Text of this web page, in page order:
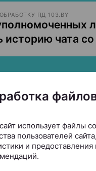
ПД 103.BY
историю чата
использует файлы
пользователей
и